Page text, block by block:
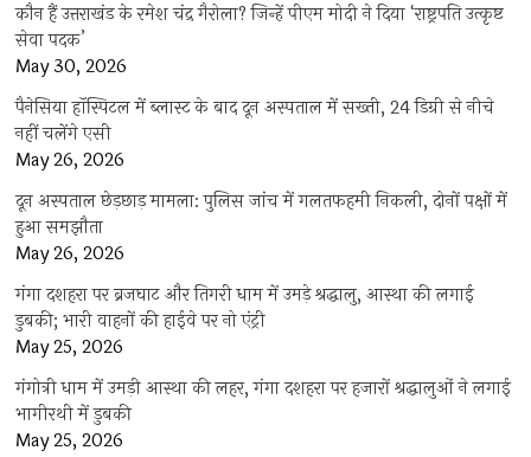
कौन हैं उत्तराखंड के रमेश चंद्र गैरोला? जिन्हें पीएम मोदी ने दिया ‘राष्ट्रपति उत्कृष्ट
सेवा पदक’
May 30, 2026
पैनेसिया हॉस्पिटल में ब्लास्ट के बाद दून अस्पताल में सख्ती, 24 डिग्री से नीचे
नहीं चलेंगे एसी
May 26, 2026
दून अस्पताल छेड़छाड़ मामला: पुलिस जांच में गलतफहमी निकली, दोनों पक्षों में
हुआ समझौता
May 26, 2026
गंगा दशहरा पर ब्रजघाट और तिगरी धाम में उमड़े श्रद्धालु, आस्था की लगाई
डुबकी; भारी वाहनों की हाईवे पर नो एंट्री
May 25, 2026
गंगोत्री धाम में उमड़ी आस्था की लहर, गंगा दशहरा पर हजारों श्रद्धालुओं ने लगाई
भागीरथी में डुबकी
May 25, 2026